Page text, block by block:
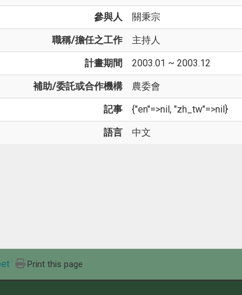
參與人 關秉宗
職稱/擔任之工作 主持人
計畫期間 2003.01 ~ 2003.12
補助/委託或合作機構 農委會
記事 {"en"=>nil, "zh_tw"=>nil}
語言 中文
Print this page